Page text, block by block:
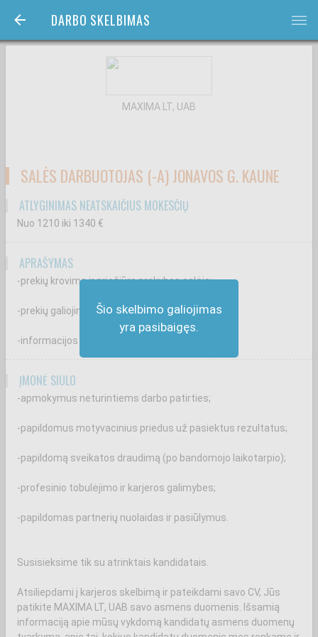
DARBO SKELBIMAS bars
Šio skelbimo galiojimas
yra pasibaigęs.
MAXIMA LT, UAB
SALĖS DARBUOTOJAS (-A) JONAVOS G. KAUNE
ATLYGINIMAS NEATSKAIČIUS MOKESČIŲ
Nuo 1210 iki 1340 €
APRAŠYMAS
-prekių krovimą ir priežiūrą prekybos salėje;
-prekių galiojimo terminų kontrolę;
-informacijos suteikimą klientams.
ĮMONĖ SIŪLO
-apmokymus neturintiems darbo patirties;
-papildomus motyvacinius priedus už pasiektus rezultatus;
-papildomą sveikatos draudimą (po bandomojo laikotarpio);
-profesinio tobulėjimo ir karjeros galimybes;
-papildomas partnerių nuolaidas ir pasiūlymus.
Susisieksime tik su atrinktais kandidatais.
Atsiliepdami į karjeros skelbimą ir pateikdami savo CV, Jūs
patikite MAXIMA LT, UAB savo asmens duomenis. Išsamią
informaciją apie mūsų vykdomą kandidatų asmens duomenų